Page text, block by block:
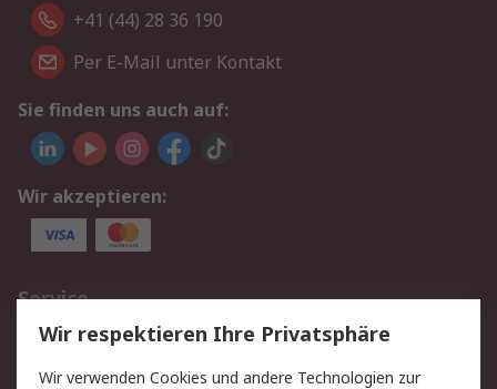
+41 (44) 28 36 190
Per E-Mail unter Kontakt
Sie finden uns auch auf:
Wir akzeptieren:
Service
Value Added Services
Lieferlösungen
Rücksendungen
Kontakt
Wir respektieren Ihre Privatsphäre
Wir verwenden Cookies und andere Technologien zur